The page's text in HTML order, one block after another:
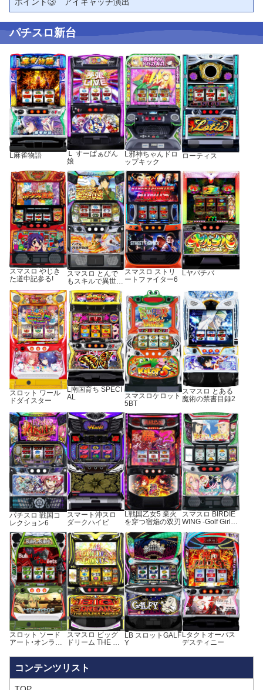
ポイント③ アイキャッチ演出
パチスロ新台
L麻雀物語
Ｌ すーぱぁびん
娘
L邪神ちゃんドロ
ップキック
ローティス
スマスロ やじき
た道中記参る!
スマスロ とんで
もスキルで異世界
放浪メシ
スマスロ ストリ
ートファイター6
Lヤバチバ
スロット ワール
ドダイスター
L南国育ち SPECI
AL
スマスロケロット
5BT
スマスロ とある
魔術の禁書目録2
パチスロ 戦国コ
レクション6
スマート沖スロ
ダークハイビ
L戦国乙女5 業火
を穿つ宿焔の双刃
スマスロ BIRDIE
WING -Golf Girls’
スロット ソード
アート・オンライ
スマスロ ビッグ
ドリーム THE GO
LB スロットGALF
Y
Lタクトオーパス
デスティニー